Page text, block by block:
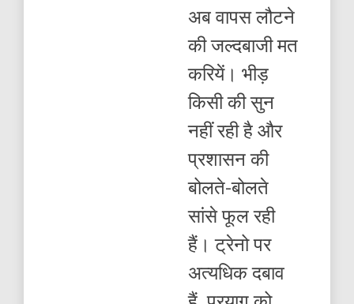
लौटने
जल्दबाजी
करियें,
कुंभ
2025
अब वापस लौटने
की जल्दबाजी मत
करियें। भीड़
किसी की सुन
नहीं रही है और
प्रशासन की
बोलते-बोलते
सांसे फूल रही
हैं। ट्रेनो पर
अत्यधिक दबाव